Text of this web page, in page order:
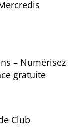
– Numérisez
gratuite
Club